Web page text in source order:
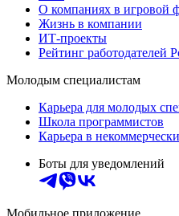
О компаниях в игровой
Жизнь в компании
ИТ-проекты
Рейтинг работодателей
Молодым специалистам
Карьера для молодых
Школа программистов
Карьера в
Боты для уведомлений